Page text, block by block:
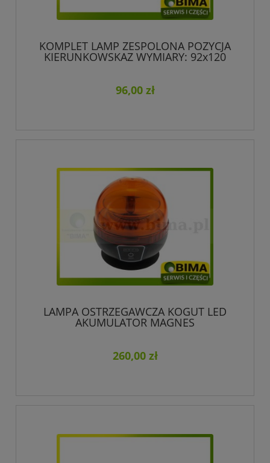
KOMPLET LAMP ZESPOLONA POZYCJA
KIERUNKOWSKAZ WYMIARY: 92x120
LANDINI RENAULT
96,00 zł
LAMPA OSTRZEGAWCZA KOGUT LED
AKUMULATOR MAGNES
260,00 zł